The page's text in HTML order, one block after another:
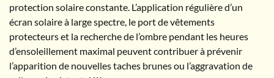
protection solaire constante. L’application régulière d’un
écran solaire à large spectre, le port de vêtements
protecteurs et la recherche de l’ombre pendant les heures
d’ensoleillement maximal peuvent contribuer à prévenir
l’apparition de nouvelles taches brunes ou l’aggravation de